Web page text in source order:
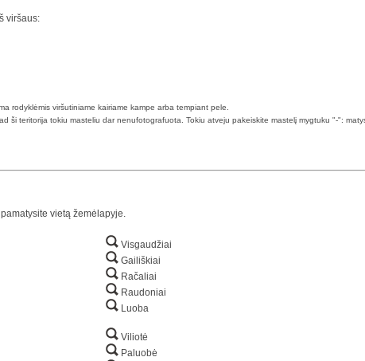
viršaus:
rodyklėmis viršutiniame kairiame kampe arba tempiant pele.
ši teritorija tokiu masteliu dar nenufotografuota. Tokiu atveju pakeiskite mastelį mygtuku "-":
vietą žemėlapyje.
Visgaudžiai
Gailiškiai
Račaliai
Raudoniai
Luoba
Viliotė
Paluobė